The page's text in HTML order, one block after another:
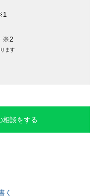
※2
ます
相談をする
く